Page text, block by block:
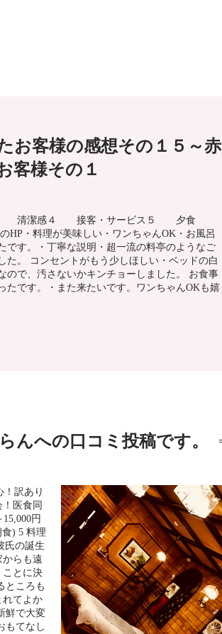
お客様の感想その１５～赤
客様その１
清潔感４ 接客・サービス５ 夕食
・料理が美味しい・ワンちゃんOK・お風呂
です。・丁寧な説明・超一流の料亭のようなご
た。 コンセントがもう少しほしい・ベッドの白
ので、汚さないかキンチョーしました。 お食事
たです。・また来たいです。ワンちゃんOKも嬉
んへの口コミ投稿です。
！訳あり
医食同
円
) 5 料理
氏の誕生
からも遠
ことに決
ところも
れてよか
鮮で大変
もてなし